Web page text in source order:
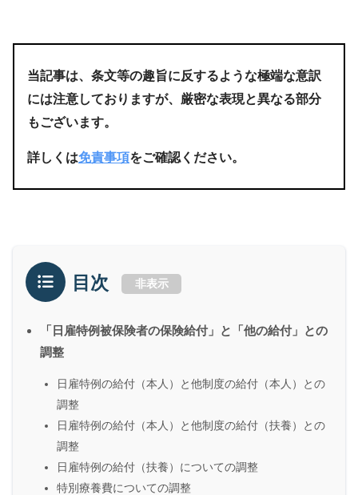
当記事は、条文等の趣旨に反するような極端な意訳
には注意しておりますが、厳密な表現と異なる部分
もございます。
詳しくは免責事項をご確認ください。
目次 非表示
「日雇特例被保険者の保険給付」と「他の給付」との
調整
日雇特例の給付（本人）と他制度の給付（本人）との
調整
日雇特例の給付（本人）と他制度の給付（扶養）との
調整
日雇特例の給付（扶養）についての調整
特別療養費についての調整